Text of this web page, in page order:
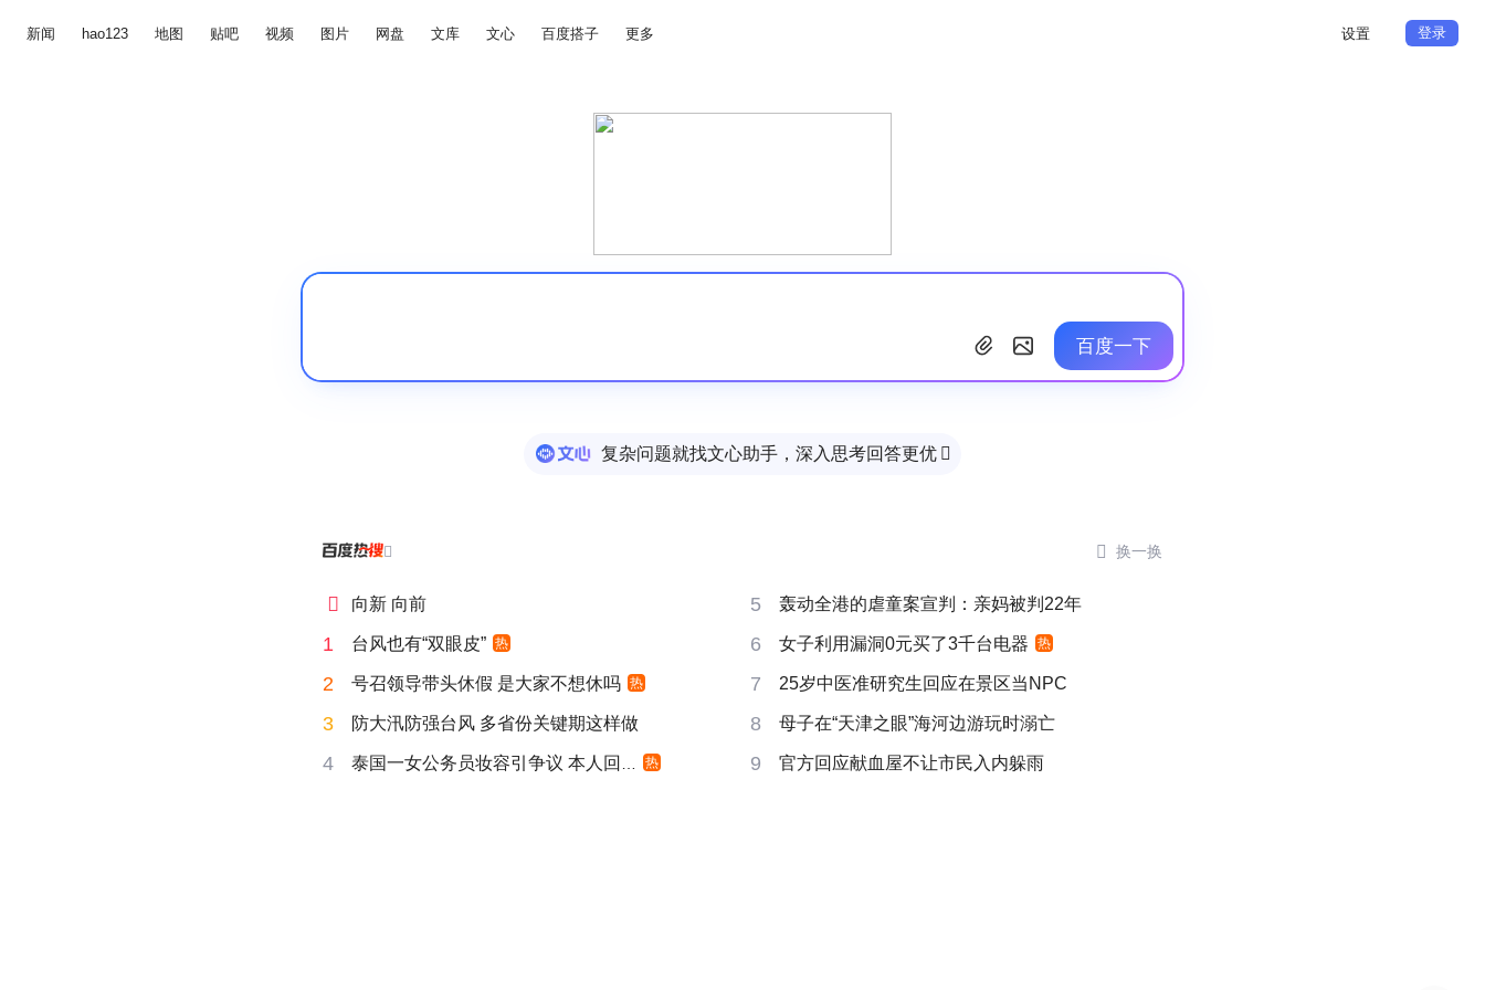
新闻 hao123 地图 贴吧 视频 图片 网盘 文库 文心 百度搭子 更多 设置 登录
百度一下
复杂问题就找文心助手，深入思考回答更优 
  换一换
 向新 向前 5 轰动全港的虐童案宣判：亲妈被判22年
1 台风也有“双眼皮” 热 6 女子利用漏洞0元买了3千台电器 热
2 号召领导带头休假 是大家不想休吗 热 7 25岁中医准研究生回应在景区当NPC
3 防大汛防强台风 多省份关键期这样做 8 母子在“天津之眼”海河边游玩时溺亡
4 泰国一女公务员妆容引争议 本人回应 热 9 官方回应献血屋不让市民入内躲雨